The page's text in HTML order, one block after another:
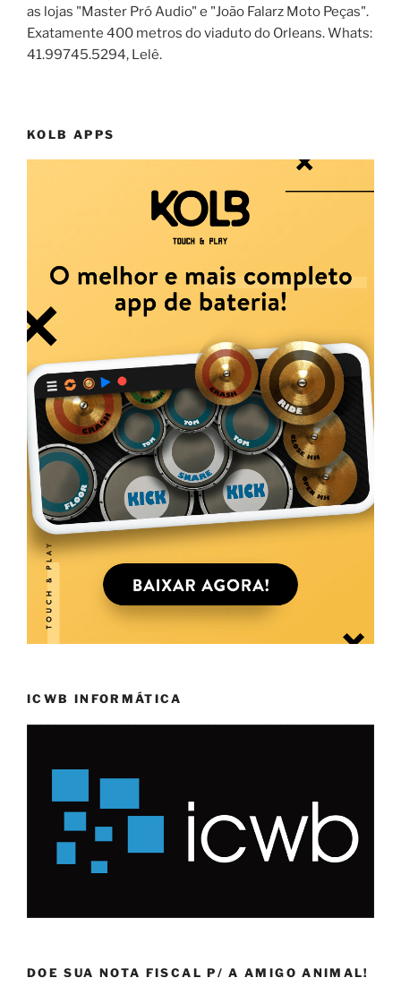
as lojas "Master Pró Audio" e "João Falarz Moto Peças".
Exatamente 400 metros do viaduto do Orleans. Whats:
41.99745.5294, Lelê.
KOLB APPS
ICWB INFORMÁTICA
DOE SUA NOTA FISCAL P/ A AMIGO ANIMAL!